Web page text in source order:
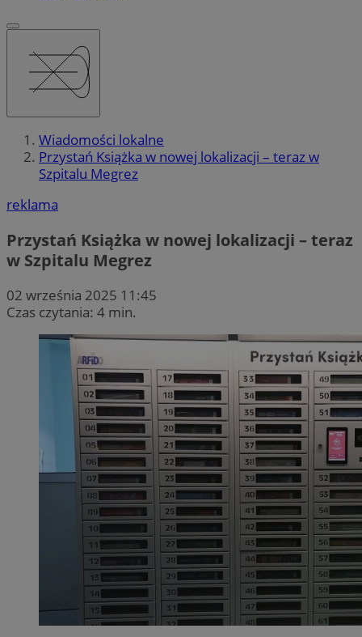
Wiadomości lokalne
Przystań Książka w nowej lokalizacji – teraz w
Szpitalu Megrez
reklama
Przystań Książka w nowej lokalizacji – teraz
w Szpitalu Megrez
02 września 2025 11:45
Czas czytania: 4 min.